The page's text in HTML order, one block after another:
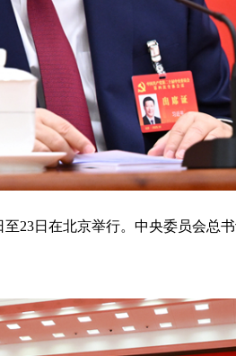
23日在北京举行。中央委员会总